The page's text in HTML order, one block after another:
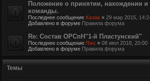
Положение о принятии, нахождении
команды.
Последнее сообщение Казак « 29 мар 2015,
Добавлено в форуме Правила форума
Re: Состав ОРСпН"1-й Пластунский"
Последнее сообщение Лис « 08 июл 2018, 20:00
Добавлено в форуме Правила форума
Темы